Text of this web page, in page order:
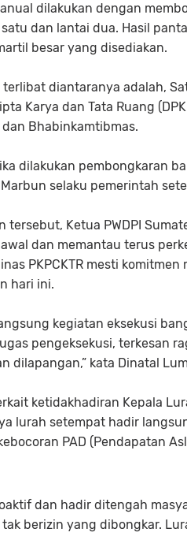
dilakukan dengan
dan lantai dua. Hasil
besar yang disediakan.
diantaranya adalah,
Karya dan Tata Ruang
Bhabinkamtibmas.
dilakukan pembongkaran
selaku pemerintah
tersebut, Ketua PWDPI
dan memantau terus
PKPCKTR mesti
hari ini.
kegiatan eksekusi
pengeksekusi, terkesan
dilapangan,” kata Dinatal
ketidakhadiran Kepala
lurah setempat hadir
PAD (Pendapatan
dan hadir ditengah
berizin yang dibongkar.